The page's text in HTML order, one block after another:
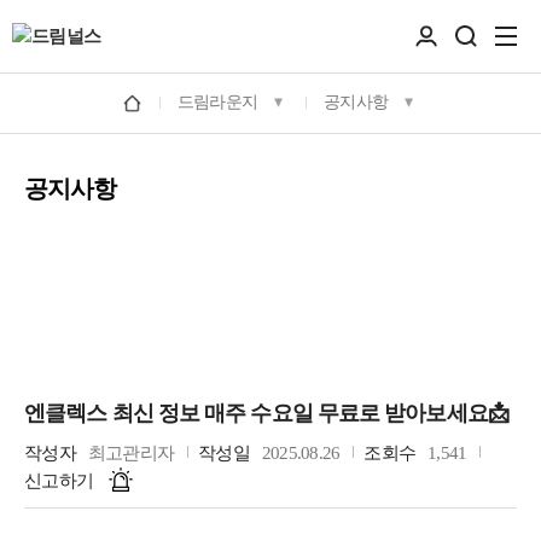
드림라운지 공지사항
공지사항
엔클렉스 최신 정보 매주 수요일 무료로 받아보세요📩
작성자 최고관리자 작성일 2025.08.26 조회수
1,541
신고하기